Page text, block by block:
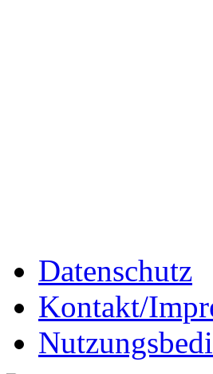
Datenschutz
Kontakt/